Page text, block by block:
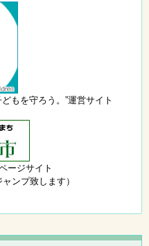
もを守ろう。”運営サイト
ージサイト
ンプ致します）